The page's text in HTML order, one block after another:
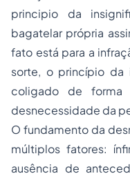
principio da
bagatelar própria
fato está para a
sorte, o princípio da
coligado de
desnecessidade da
O fundamento da
múltiplos fatores:
ausência de